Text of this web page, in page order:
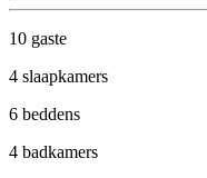
10 gaste
4 slaapkamers
6 beddens
4 badkamers